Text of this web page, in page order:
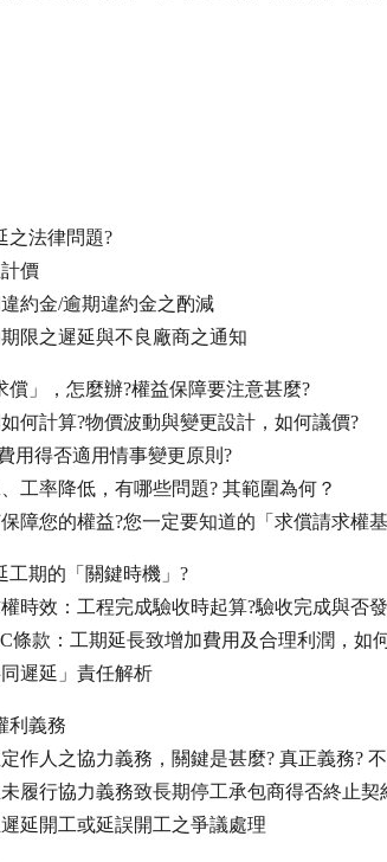
之法律問題?
價
金/逾期違約金之酌減
之遲延與不良廠商之通知
償」，怎麼辦?權益保障要注意甚麼?
計算?物價波動與變更設計，如何議價?
得否適用情事變更原則?
率降低，有哪些問題? 其範圍為何？
您的權益?您一定要知道的「求償請求權基
工期的「關鍵時機」?
效：工程完成驗收時起算?驗收完成與否
款：工期延長致增加費用及合理利潤，如
延」責任解析
利義務
人之協力義務，關鍵是甚麼? 真正義務?
行協力義務致長期停工承包商得否終止契
開工或延誤開工之爭議處理